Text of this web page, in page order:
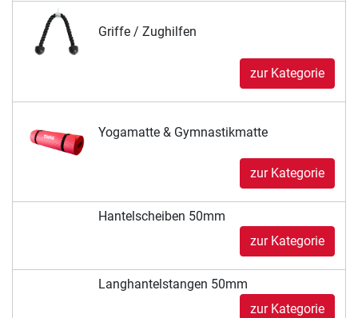
Griffe / Zughilfen
zur Kategorie
Yogamatte & Gymnastikmatte
zur Kategorie
Hantelscheiben 50mm
zur Kategorie
Langhantelstangen 50mm
zur Kategorie